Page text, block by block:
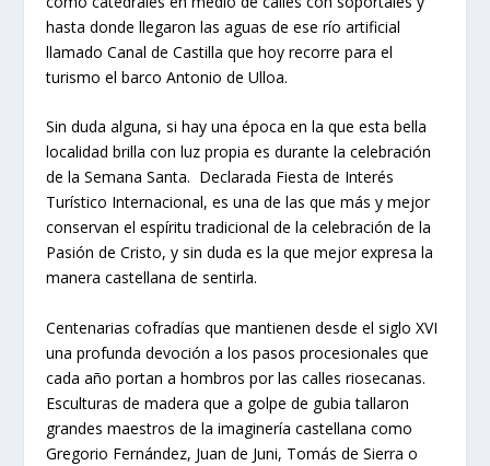
hasta donde llegaron las aguas de ese río artificial
llamado Canal de Castilla que hoy recorre para el
turismo el barco Antonio de Ulloa.
Sin duda alguna, si hay una época en la que esta bella
localidad brilla con luz propia es durante la celebración
de la Semana Santa. Declarada Fiesta de Interés
Turístico Internacional, es una de las que más y mejor
conservan el espíritu tradicional de la celebración de la
Pasión de Cristo, y sin duda es la que mejor expresa la
manera castellana de sentirla.
Centenarias cofradías que mantienen desde el siglo XVI
una profunda devoción a los pasos procesionales que
cada año portan a hombros por las calles riosecanas.
Esculturas de madera que a golpe de gubia tallaron
grandes maestros de la imaginería castellana como
Gregorio Fernández, Juan de Juni, Tomás de Sierra o